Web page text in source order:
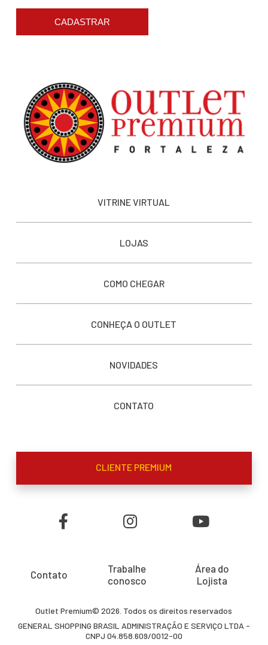
CADASTRAR
VITRINE VIRTUAL
LOJAS
COMO CHEGAR
CONHEÇA O OUTLET
NOVIDADES
CONTATO
CLIENTE PREMIUM
Contato
Trabalhe
conosco
Área do
Lojista
Outlet Premium© 2026. Todos os direitos reservados
GENERAL SHOPPING BRASIL ADMINISTRAÇÃO E SERVIÇO LTDA -
CNPJ 04.858.609/0012-00